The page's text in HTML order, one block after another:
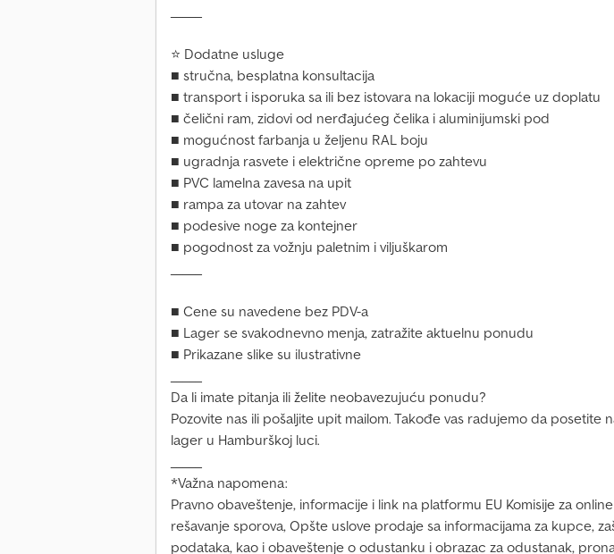
⭐ Dodatne usluge
■ stručna, besplatna konsultacija
■ transport i isporuka sa ili bez istovara na lokaciji moguće uz doplatu
■ čelični ram, zidovi od nerđajućeg čelika i aluminijumski pod
■ mogućnost farbanja u željenu RAL boju
■ ugradnja rasvete i električne opreme po zahtevu
■ PVC lamelna zavesa na upit
■ rampa za utovar na zahtev
■ podesive noge za kontejner
■ pogodnost za vožnju paletnim i viljuškarom
■ Cene su navedene bez PDV-a
■ Lager se svakodnevno menja, zatražite aktuelnu ponudu
■ Prikazane slike su ilustrativne
Da li imate pitanja ili želite neobavezujuću ponudu?
Pozovite nas ili pošaljite upit mailom. Takođe vas radujemo da posetite
lager u Hamburškoj luci.
*Važna napomena:
Pravno obaveštenje, informacije i link na platformu EU Komisije za online
rešavanje sporova, Opšte uslove prodaje sa informacijama za kupce,
podataka, kao i obaveštenje o odustanku i obrazac za odustanak,